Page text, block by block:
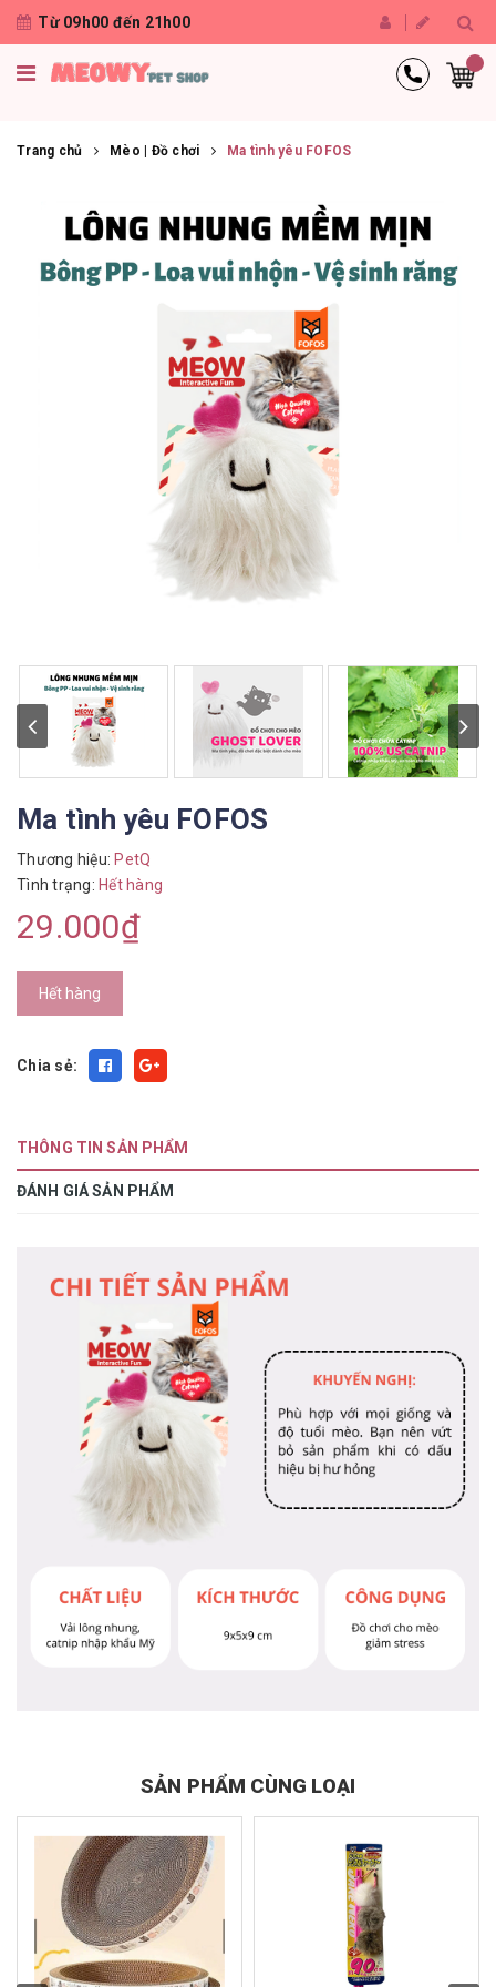
Từ 09h00 đến 21h00
Trang chủ Mèo | Đồ chơi Ma tình yêu FOFOS
Ma tình yêu FOFOS
Thương hiệu: PetQ
Tình trạng: Hết hàng
29.000₫
Hết hàng
Chia sẻ:
THÔNG TIN SẢN PHẨM
ĐÁNH GIÁ SẢN PHẨM
SẢN PHẨM CÙNG LOẠI